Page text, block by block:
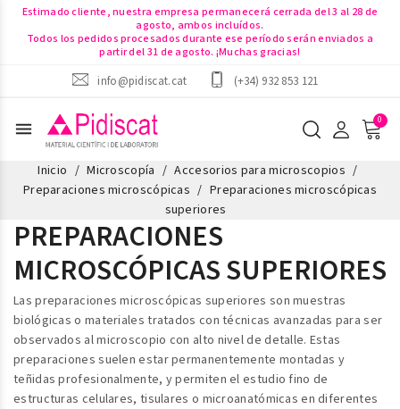
Estimado cliente, nuestra empresa permanecerá cerrada del 3 al 28 de
agosto, ambos incluídos.
Todos los pedidos procesados durante ese período serán enviados a
partir del 31 de agosto. ¡Muchas gracias!
info@pidiscat.cat
(+34) 932 853 121
menu
Inicio Microscopía
Accesorios para microscopios
Preparaciones microscópicas
Preparaciones microscópicas
superiores
PREPARACIONES
MICROSCÓPICAS SUPERIORES
Las preparaciones microscópicas superiores son muestras
biológicas o materiales tratados con técnicas avanzadas para ser
observados al microscopio con alto nivel de detalle. Estas
preparaciones suelen estar permanentemente montadas y
teñidas profesionalmente, y permiten el estudio fino de
estructuras celulares, tisulares o microanatómicas en diferentes